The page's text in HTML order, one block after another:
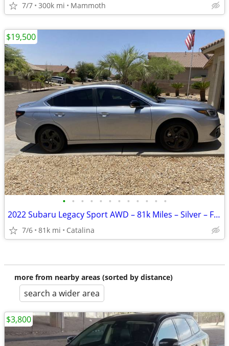
7/7 300k mi Mammoth
• • • • • • • • • • • •
2022 Subaru Legacy Sport AWD – 81k Miles – Silver – Fully Loaded
7/6 81k mi Catalina
$19,500
more from nearby areas (sorted by distance)
search a wider area
$3,800